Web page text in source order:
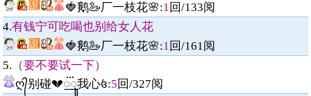
🍓鹅🦢厂一枝花🌸:1回/133阅
4.有钱宁可吃喝也别给女人花
🍓鹅🦢厂一枝花🌸:1回/161阅
5. （要不要试一下）
ღ᭄别碰💔꯭፝ꦸ我心꧔:5回/327阅